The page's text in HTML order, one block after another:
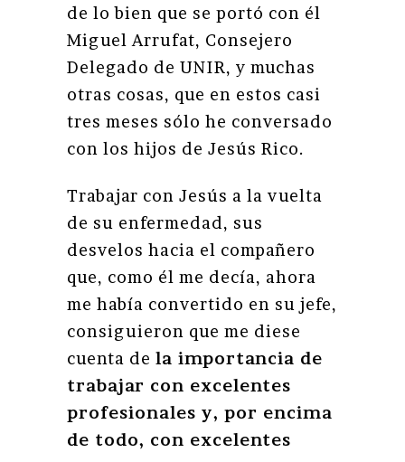
de lo bien que se portó con él
Miguel Arrufat, Consejero
Delegado de UNIR, y muchas
otras cosas, que en estos casi
tres meses sólo he conversado
con los hijos de Jesús Rico.
Trabajar con Jesús a la vuelta
de su enfermedad, sus
desvelos hacia el compañero
que, como él me decía, ahora
me había convertido en su jefe,
consiguieron que me diese
cuenta de la importancia de
trabajar con excelentes
profesionales y, por encima
de todo, con excelentes